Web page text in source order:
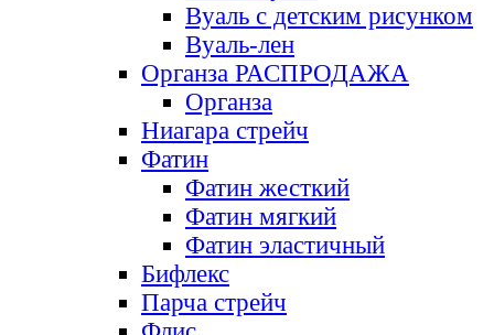
Вуаль с детским рисунком
Вуаль-лен
Органза РАСПРОДАЖА
Органза
Ниагара стрейч
Фатин
Фатин жесткий
Фатин мягкий
Фатин элаcтичный
Бифлекс
Парча стрейч